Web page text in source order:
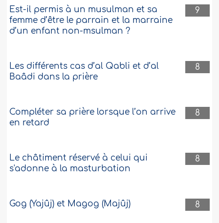
9
Est-il permis à un musulman et sa
femme d’être le parrain et la marraine
d’un enfant non-msulman ?
8
Les différents cas d’al Qabli et d’al
Baâdi dans la prière
8
Compléter sa prière lorsque l’on arrive
en retard
8
Le châtiment réservé à celui qui
s'adonne à la masturbation
8
Gog (Yajûj) et Magog (Majûj)